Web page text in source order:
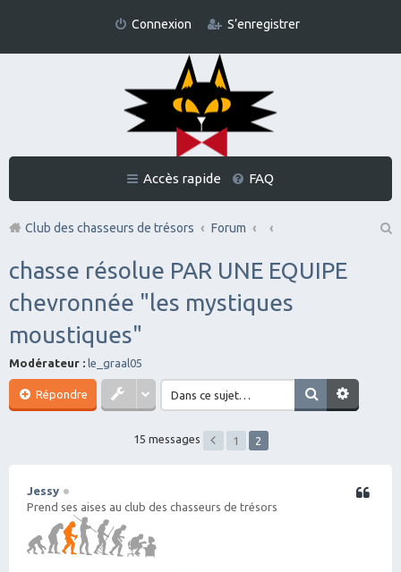
Connexion S’enregistrer
Accès rapide FAQ
Club des chasseurs de trésors
Forum
chasse résolue PAR UNE EQUIPE
chevronnée "les mystiques
moustiques"
Modérateur : le_graal05
Répondre
15 messages 1 2
Jessy
Prend ses aises au club des chasseurs de trésors
Citation